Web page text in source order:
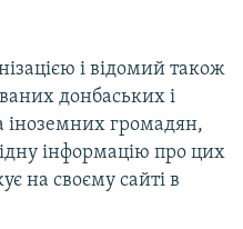
і відомий також
донбаських і
іноземних громадян,
інформацію про цих
на своєму сайті в